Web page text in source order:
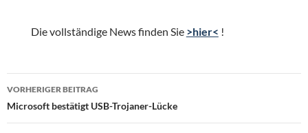
Die vollständige News finden Sie >hier< !
Beitragsnavigation
VORHERIGER BEITRAG
Microsoft bestätigt USB-Trojaner-Lücke